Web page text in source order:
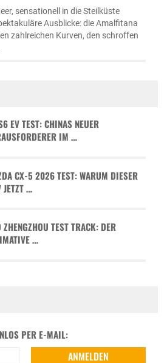
sensationell in die Steilküste
Ausblicke: die Amalfitana
zahlreichen Kurven, den schroffen
EV TEST: CHINAS NEUER
IM …
CX-5 2026 TEST: WARUM DIESER
JETZT …
ZHENGZHOU TEST TRACK: DER
…
PER E-MAIL: